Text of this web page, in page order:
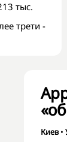
тыс.
трети -
Киев•